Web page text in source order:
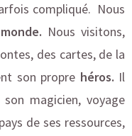
compliqué. Nous
Nous visitons,
des cartes, de la
son propre héros. Il
magicien, voyage
de ses ressources,